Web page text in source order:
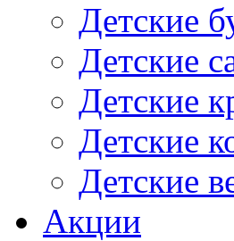
Детские
Детские
Детские
Детские
Детские
Акции